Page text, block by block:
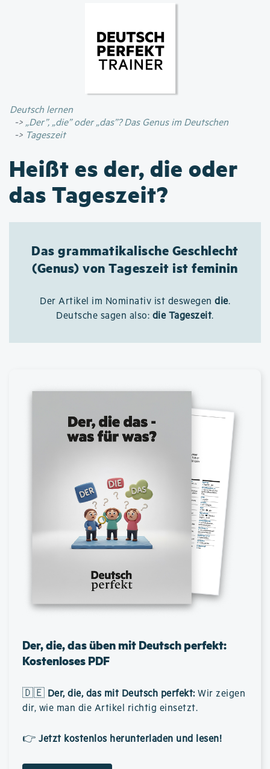
Inhalt
Deutsch lernen
„Der”, „die” oder „das”? Das Genus im Deutschen
Tageszeit
Heißt es der, die oder
das Tageszeit?
Das grammatikalische Geschlecht
(Genus) von Tageszeit ist feminin
Der Artikel im Nominativ ist deswegen die.
Deutsche sagen also: die Tageszeit.
Der, die, das üben mit Deutsch perfekt:
Kostenloses PDF
🇩🇪 Der, die, das mit Deutsch perfekt: Wir zeigen
dir, wie man die Artikel richtig einsetzt.
👉 Jetzt kostenlos herunterladen und lesen!